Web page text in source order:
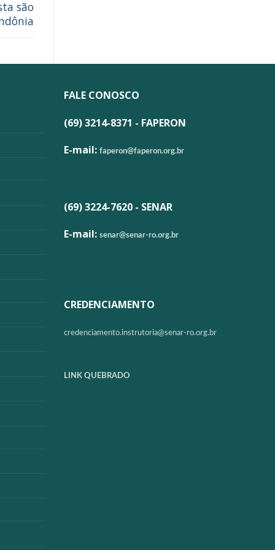
são
FALE CONOSCO
(69) 3214-8371 - FAPERON
E-mail: faperon@faperon.org.br
(69) 3224-7620 - SENAR
E-mail: senar@senar-ro.org.br
CREDENCIAMENTO
credenciamento.instrutoria@senar-ro.org.br
LINK QUEBRADO